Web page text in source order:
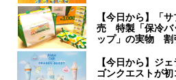
【今日から】「
売 特製「保冷バ
ップ」の実物 割
【今日から】ジ
ゴンクエストが